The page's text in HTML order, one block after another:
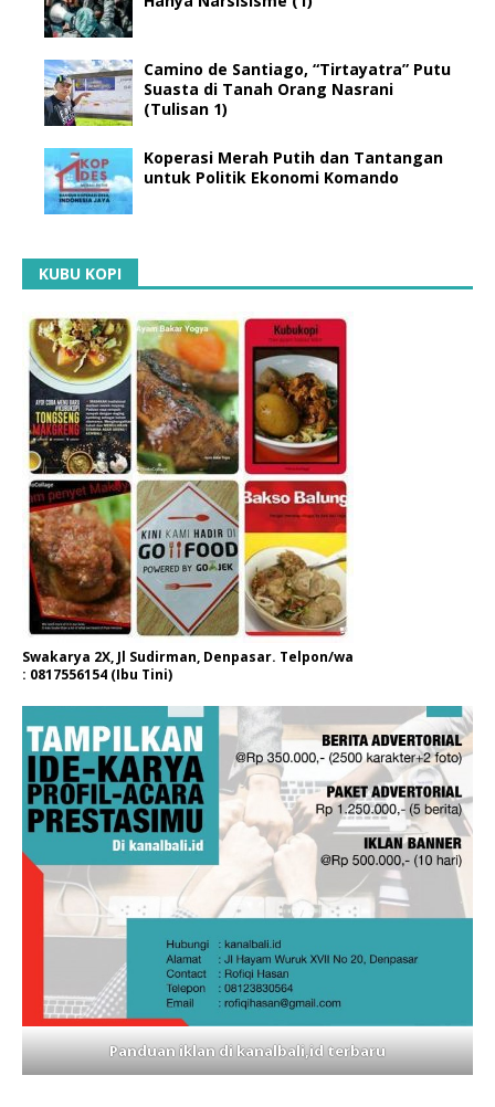
Camino de Santiago, “Tirtayatra” Putu
Suasta di Tanah Orang Nasrani
(Tulisan 1)
Koperasi Merah Putih dan Tantangan
untuk Politik Ekonomi Komando
KUBU KOPI
Swakarya 2X, Jl Sudirman, Denpasar. Telpon/wa
: 0817556154 (Ibu Tini)
Panduan iklan di kanalbali,id terbaru